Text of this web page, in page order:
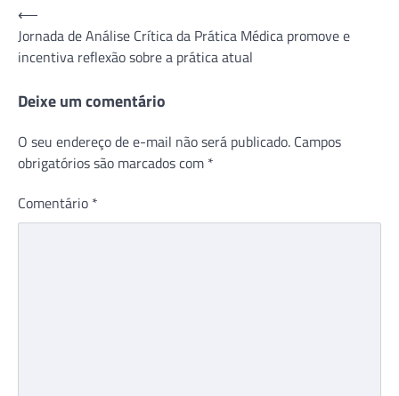
Navegação
de
Post
⟵
Jornada de Análise Crítica da Prática Médica promove e
incentiva reflexão sobre a prática atual
Deixe um comentário
O seu endereço de e-mail não será publicado. Campos
obrigatórios são marcados com *
Comentário *